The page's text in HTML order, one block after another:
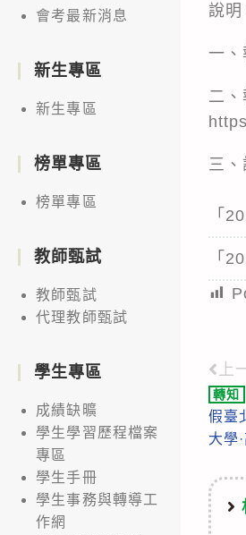
說明
一
二
三
「
「
上
轉知
假臺
大學
會考最新消息
新生專區
新生專區
榜單專區
榜單專區
教師甄試
教師甄試
代理教師甄試
學生專區
成績缺曠
學生學習歷程檔案
專區
學生手冊
學生事務與轉導工
作網